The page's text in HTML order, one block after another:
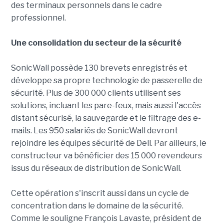
des terminaux personnels dans le cadre
professionnel.
Une consolidation du secteur de la sécurité
SonicWall possède 130 brevets enregistrés et
développe sa propre technologie de passerelle de
sécurité. Plus de 300 000 clients utilisent ses
solutions, incluant les pare-feux, mais aussi l'accès
distant sécurisé, la sauvegarde et le filtrage des e-
mails. Les 950 salariés de SonicWall devront
rejoindre les équipes sécurité de Dell. Par ailleurs, le
constructeur va bénéficier des 15 000 revendeurs
issus du réseaux de distribution de SonicWall.
Cette opération s'inscrit aussi dans un cycle de
concentration dans le domaine de la sécurité.
Comme le souligne François Lavaste, président de